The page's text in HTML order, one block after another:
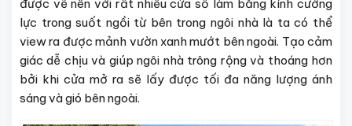
được vẽ nên với rất nhiều cửa sổ làm bằng kính cường
lực trong suốt ngồi từ bên trong ngôi nhà là ta có thể
view ra được mảnh vườn xanh mướt bên ngoài. Tạo cảm
giác dễ chịu và giúp ngôi nhà trông rộng và thoáng hơn
bởi khi cửa mở ra sẽ lấy được tối đa năng lượng ánh
sáng và gió bên ngoài.